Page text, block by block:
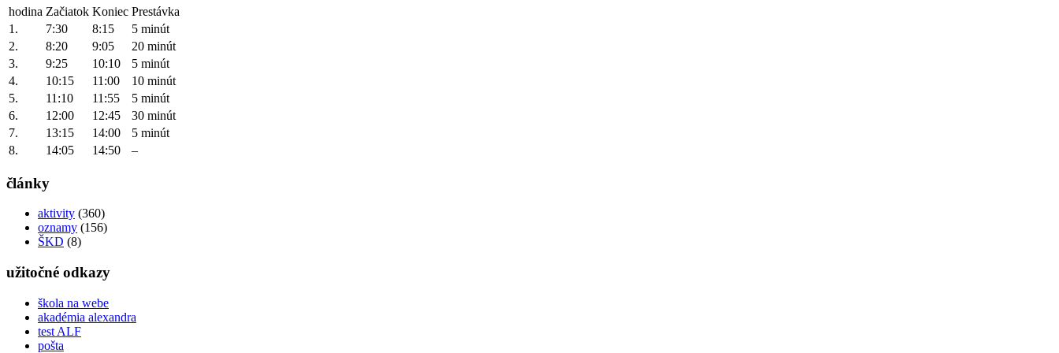
hodina Začiatok Koniec Prestávka
1.
7:30 8:15
5 minút
2.
8:20 9:05
20 minút
3.
9:25 10:10
5 minút
4.
10:15 11:00
10 minút
5.
11:10 11:55
5 minút
6.
12:00 12:45
30 minút
7.
13:15 14:00
5 minút
8.
14:05 14:50 –
články
aktivity (360)
oznamy (156)
ŠKD (8)
užitočné odkazy
škola na webe
akadémia alexandra
test ALF
pošta